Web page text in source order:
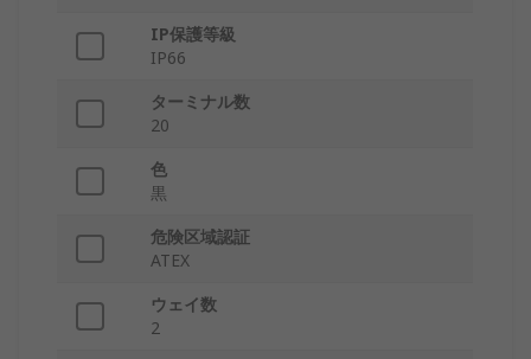
IP保護等級
IP66
ターミナル数
20
色
黒
危険区域認証
ATEX
ウェイ数
2